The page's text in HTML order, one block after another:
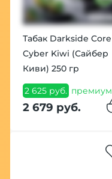
Табак Darkside Core
Cyber Kiwi (Сайбер
Киви) 250 гр
2 625 руб. премиум
2 679 руб.